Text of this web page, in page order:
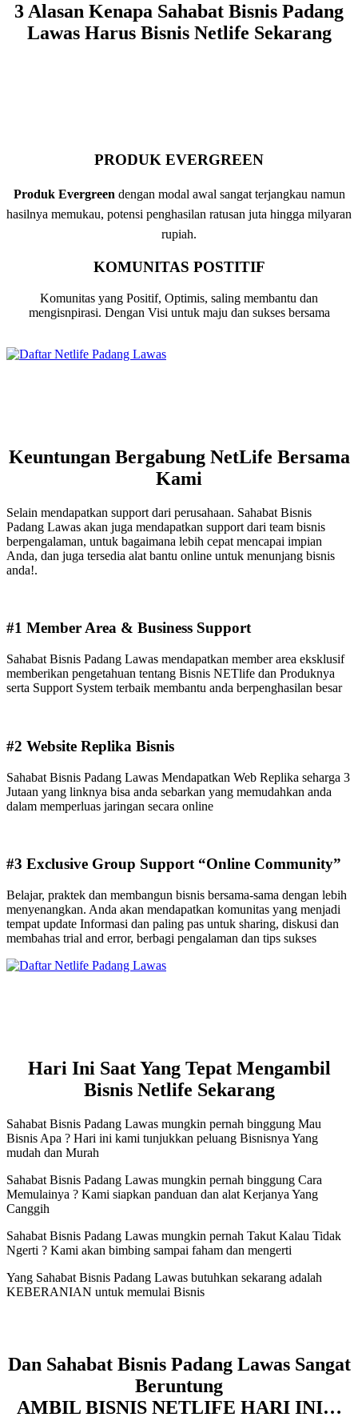
3 Alasan Kenapa Sahabat Bisnis Padang
Lawas Harus Bisnis Netlife Sekarang
PRODUK EVERGREEN
Produk Evergreen dengan modal awal sangat terjangkau namun
hasilnya memukau, potensi penghasilan ratusan juta hingga milyaran
rupiah.
KOMUNITAS POSTITIF
Komunitas yang Positif, Optimis, saling membantu dan
mengisnpirasi. Dengan Visi untuk maju dan sukses bersama
Keuntungan Bergabung NetLife Bersama
Kami
Selain mendapatkan support dari perusahaan. Sahabat Bisnis
Padang Lawas akan juga mendapatkan support dari team bisnis
berpengalaman, untuk bagaimana lebih cepat mencapai impian
Anda, dan juga tersedia alat bantu online untuk menunjang bisnis
anda!.
#1 Member Area & Business Support
Sahabat Bisnis Padang Lawas mendapatkan member area eksklusif
memberikan pengetahuan tentang Bisnis NETlife dan Produknya
serta Support System terbaik membantu anda berpenghasilan besar
#2 Website Replika Bisnis
Sahabat Bisnis Padang Lawas Mendapatkan Web Replika seharga 3
Jutaan yang linknya bisa anda sebarkan yang memudahkan anda
dalam memperluas jaringan secara online
#3 Exclusive Group Support “Online Community”
Belajar, praktek dan membangun bisnis bersama-sama dengan lebih
menyenangkan. Anda akan mendapatkan komunitas yang menjadi
tempat update Informasi dan paling pas untuk sharing, diskusi dan
membahas trial and error, berbagi pengalaman dan tips sukses
Hari Ini Saat Yang Tepat Mengambil
Bisnis Netlife Sekarang
Sahabat Bisnis Padang Lawas mungkin pernah binggung Mau
Bisnis Apa ? Hari ini kami tunjukkan peluang Bisnisnya Yang
mudah dan Murah
Sahabat Bisnis Padang Lawas mungkin pernah binggung Cara
Memulainya ? Kami siapkan panduan dan alat Kerjanya Yang
Canggih
Sahabat Bisnis Padang Lawas mungkin pernah Takut Kalau Tidak
Ngerti ? Kami akan bimbing sampai faham dan mengerti
Yang Sahabat Bisnis Padang Lawas butuhkan sekarang adalah
KEBERANIAN untuk memulai Bisnis
Dan Sahabat Bisnis Padang Lawas Sangat
Beruntung
AMBIL BISNIS NETLIFE HARI INI…